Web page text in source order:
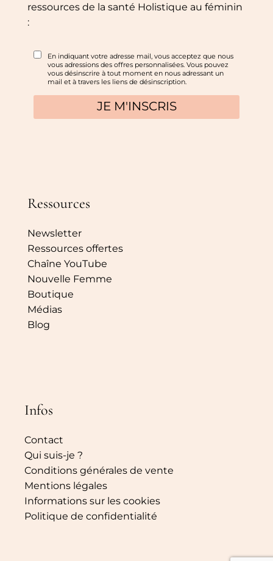
ressources de la santé Holistique au féminin
:
Ressources
Newsletter
Ressources offertes
Chaîne YouTube
Nouvelle Femme
Boutique
Médias
Blog
Infos
Contact
Qui suis-je ?
Conditions générales de vente
Mentions légales
Informations sur les cookies
Politique de confidentialité